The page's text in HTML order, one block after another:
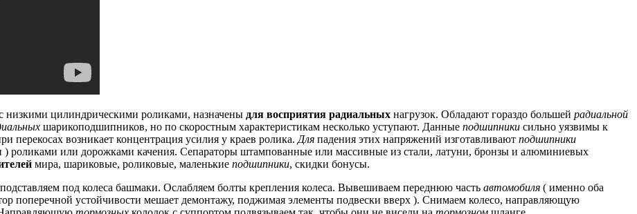
низкими цилиндрическими роликами, назначены для восприятия радиальных нагрузок. Обладают гораздо большей радиальной
шарикоподшипников, но по скоростным характеристикам несколько уступают. Данные подшипники сильно уязвимы к
перекосах возникает концентрация усилия у краев ролика. Для падения этих напряжений изготавливают подшипники
роликами или дорожками качения. Сепараторы штампованные или массивные из стали, латуни, бронзы и алюминиевых
мира, шариковые, роликовые, маленькие подшипники, скидки бонусы.
под колеса башмаки. Ослабляем болты крепления колеса. Вывешиваем переднюю часть автомобиля ( именно оба
поперечной устойчивости мешает демонтажу, поджимая элементы подвески вверх ). Снимаем колесо, направляющую